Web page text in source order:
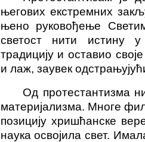
његових екстремних
њено руковођење
светост нити истину
традицију и оставио
и лаж, заувек
Од протестантизма
материјализма. Многе
позицију хришћанске
наука освојила свет.